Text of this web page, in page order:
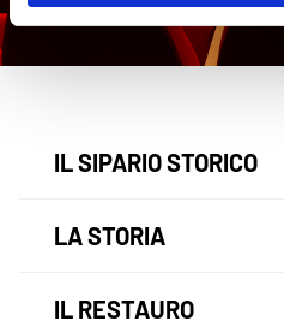
IL SIPARIO STORICO
LA STORIA
IL RESTAURO